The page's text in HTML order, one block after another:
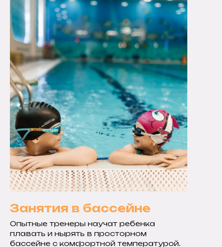
Занятия в бассейне
Опытные тренеры научат ребенка
плавать и нырять в просторном
бассейне с комфортной температурой.